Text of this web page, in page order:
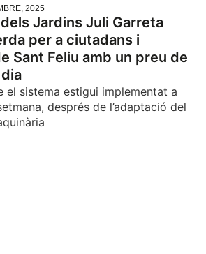
2025
dels Jardins Juli Garreta
per a ciutadans i
Sant Feliu amb un preu de
el sistema estigui implementat a
després de l’adaptació del